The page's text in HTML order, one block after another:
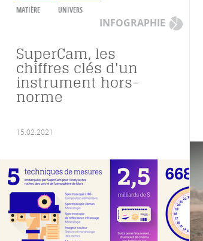
MATIÈRE UNIVERS
INFOGRAPHIE
SuperCam, les
chiffres clés d'un
instrument hors-
norme
15.02.2021